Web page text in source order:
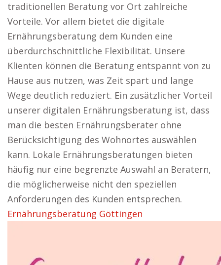
traditionellen Beratung vor Ort zahlreiche
Vorteile. Vor allem bietet die digitale
Ernährungsberatung dem Kunden eine
überdurchschnittliche Flexibilität. Unsere
Klienten können die Beratung entspannt von zu
Hause aus nutzen, was Zeit spart und lange
Wege deutlich reduziert. Ein zusätzlicher Vorteil
unserer digitalen Ernährungsberatung ist, dass
man die besten Ernährungsberater ohne
Berücksichtigung des Wohnortes auswählen
kann. Lokale Ernährungsberatungen bieten
häufig nur eine begrenzte Auswahl an Beratern,
die möglicherweise nicht den speziellen
Anforderungen des Kunden entsprechen.
Ernährungsberatung Göttingen